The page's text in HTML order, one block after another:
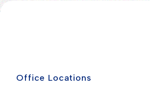
Office Locations